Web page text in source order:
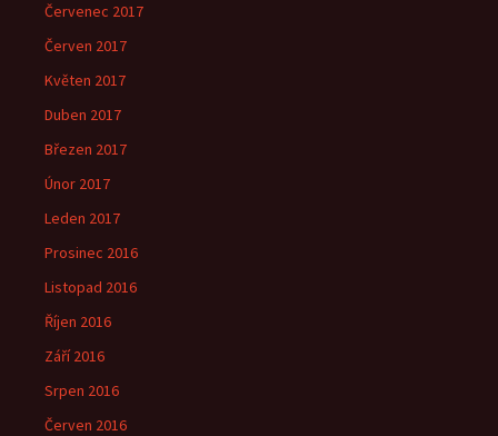
Červenec 2017
Červen 2017
Květen 2017
Duben 2017
Březen 2017
Únor 2017
Leden 2017
Prosinec 2016
Listopad 2016
Říjen 2016
Září 2016
Srpen 2016
Červen 2016